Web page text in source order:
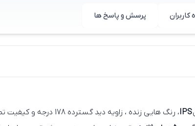
کاربران پرسش و پاسخ ها
IPS، رنگ‌ هایی زنده ، زاویه دید گسترده 178 درجه و کیفیت تصویری شفاف را در اختیار کاربران قرار می‌ دهد . رزولوشن